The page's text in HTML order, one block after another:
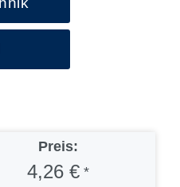
Preis:
4,26 €*